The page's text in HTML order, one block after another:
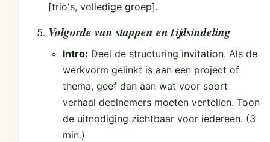
[trio's, volledige groep].
Volgorde van stappen en tijdsindeling
Intro: Deel de structuring invitation. Als de
werkvorm gelinkt is aan een project of
thema, geef dan aan wat voor soort
verhaal deelnemers moeten vertellen. Toon
de uitnodiging zichtbaar voor iedereen. (3
min.)